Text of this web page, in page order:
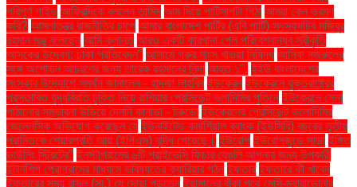
পরিপূর্ণ গাইড আফ্রিদিকে বললেন তামিম আম দিয়ে পাটিসাপটা পিঠা আমরা কেন ভ্রমণ
করি? আমলাতন্ত্র রাজনীতির চাপে আমার বাংলাদেশ পার্টির (এবি পার্টি) সদস্যসচিব মজিবুর
রহমান মঞ্জু বলেছেন আমি ক্লান্ত আরও একটি কারখানা পেল পরিবেশবান্ধব স্বীকৃতি
আসকের উদ্বেগ: ঢাকা প্রতিবেদন" আসামে গরুর মাংস খাওয়া নিষিদ্ধ আসিফ নজরুলের
সঙ্গে অশোভন আচরণের জন্য তারেক রহমানের নিন্দা আহত ১". ইইউ বাংলাদেশের
সংস্কার উদ্যোগে সমর্থন জানালেন - হাদজা লাহবিব ইউক্রেন ইউক্রেনে যুক্তরাষ্ট্রের
প্রস্তাবিত যুদ্ধবিরতি চুক্তি নিয়ে রাশিয়ার প্রেসিডেন্ট ভ্লাদিমির পুতিনে ইউক্রেনে সেনা
পাঠানোর সম্ভাবনা উড়িয়ে দেননি কানাডা - ট্রুডো ইউক্রেনের প্রেসিডেন্ট ভলোদিমির
জেলেনস্কি অভিযোগ করেছেন যে ইউনাইটেড কমার্শিয়াল ব্যাংক (ইউসিবি) বছরের তৃতীয়
প্রান্তিকে শেয়ারপ্রতি আয় (ইপিএস) বৃদ্ধি পেয়েছে। ইউরোপ ইউরোপজুড়ে সাড়া ইঙ্গিত
ডাউনিং স্ট্রিটের" ইনস্টাগ্রামের ৬টি প্রাইভেসি ফিচার যেগুলি আপনার জন্য উপকারী
ইন্টার্নশিপ প্রোগ্রামের মাধ্যমে ভবিষ্যতের ক্যারিয়ার গঠন ইফতার ইফতারে কী খাবেন
ইফতারের সময় রাসুল (সা.) যে দোয়া পড়তেন ইয়ামালের বাঁকা পথে মেসি-ম্যারাডোনার